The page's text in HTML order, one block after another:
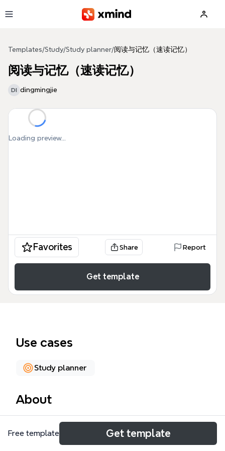
Templates/Study/Study planner/阅读与记忆（速读记忆）
阅读与记忆（速读记忆）
DI dingmingjie
Loading preview...
Favorites Share Report
Get template
Use cases
Study planner
About
这张「阅读与记忆（速读记忆）」思维导图模板由
Xmind制作，系统梳理了传统慢读与快速阅读的核心差
异、训练方法及记忆技巧，包含157个节点，覆盖从
Free template Get template